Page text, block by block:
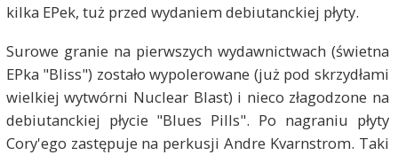
kilka EPek, tuż przed wydaniem debiutanckiej płyty.
Surowe granie na pierwszych wydawnictwach (świetna
EPka "Bliss") zostało wypolerowane (już pod skrzydłami
wielkiej wytwórni Nuclear Blast) i nieco złagodzone na
debiutanckiej płycie "Blues Pills". Po nagraniu płyty
Cory'ego zastępuje na perkusji Andre Kvarnstrom. Taki